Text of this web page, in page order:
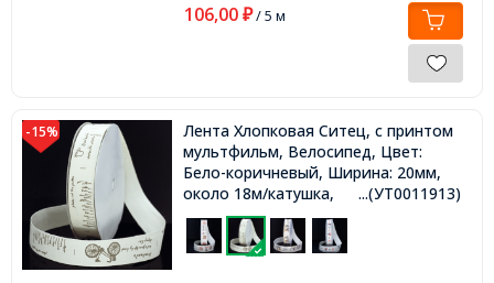
106,00 ₽/ 5 м
-15%
Лента Хлопковая Ситец, с принтом
мультфильм, Велосипед, Цвет:
Бело-коричневый, Ширина: 20мм,
около 18м/катушка,
...(УТ0011913)